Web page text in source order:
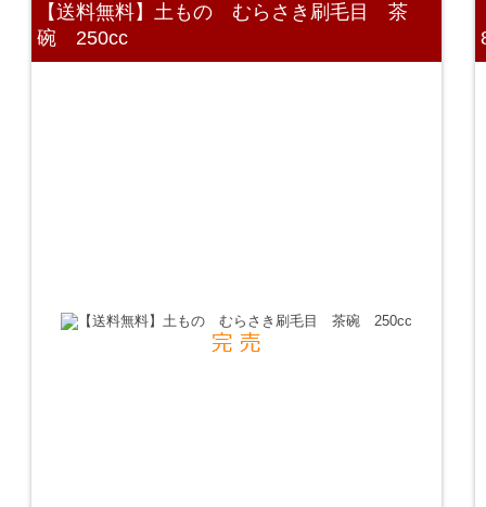
【送料無料】土もの むらさき刷毛目 茶
碗 250cc